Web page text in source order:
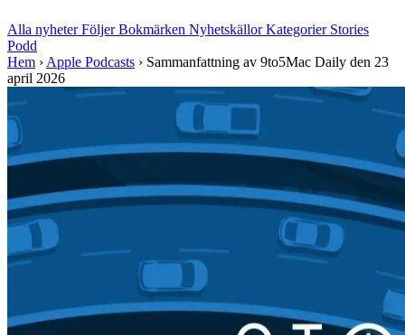
Alla nyheterFöljerBokmärken NyhetskällorKategorier Stories
Podd
Hem › Apple Podcasts › Sammanfattning av 9to5Mac Daily den 23
april 2026